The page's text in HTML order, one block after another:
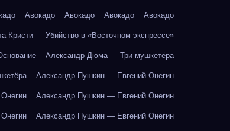
Авокадо Авокадо Авокадо Авокадо
Кристи — Убийство в «Восточном экспрессе»
Александр Дюма — Три мушкетёра
Александр Пушкин — Евгений Онегин
Александр Пушкин — Евгений Онегин
Александр Пушкин — Евгений Онегин